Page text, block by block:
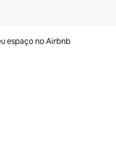
espaço no Airbnb